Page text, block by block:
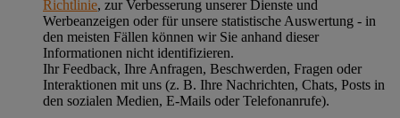
Richtlinie, zur Verbesserung unserer Dienste und
Werbeanzeigen oder für unsere statistische Auswertung - in
den meisten Fällen können wir Sie anhand dieser
Informationen nicht identifizieren.
Ihr Feedback, Ihre Anfragen, Beschwerden, Fragen oder
Interaktionen mit uns (z. B. Ihre Nachrichten, Chats, Posts in
den sozialen Medien, E-Mails oder Telefonanrufe).